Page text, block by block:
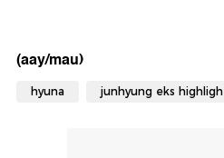
(aay/mau)
hyuna junhyung eks